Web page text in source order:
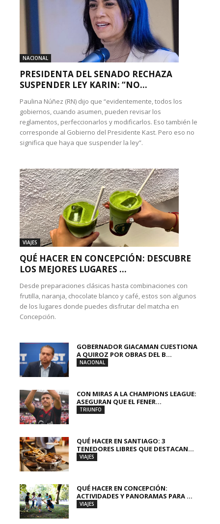
NACIONAL
PRESIDENTA DEL SENADO RECHAZA
SUSPENDER LEY KARIN: “NO...
Paulina Núñez (RN) dijo que “evidentemente, todos los
gobiernos, cuando asumen, pueden revisar los
reglamentos, perfeccionarlos y modificarlos. Eso también le
corresponde al Gobierno del Presidente Kast. Pero eso no
significa que haya que suspender la ley”.
VIAJES
QUÉ HACER EN CONCEPCIÓN: DESCUBRE
LOS MEJORES LUGARES ...
Desde preparaciones clásicas hasta combinaciones con
frutilla, naranja, chocolate blanco y café, estos son algunos
de los lugares donde puedes disfrutar del matcha en
Concepción.
GOBERNADOR GIACAMAN CUESTIONA
A QUIROZ POR OBRAS DEL B...
NACIONAL
CON MIRAS A LA CHAMPIONS LEAGUE:
ASEGURAN QUE EL FENER...
TRIUNFO
QUÉ HACER EN SANTIAGO: 3
TENEDORES LIBRES QUE DESTACAN...
VIAJES
QUÉ HACER EN CONCEPCIÓN:
ACTIVIDADES Y PANORAMAS PARA ...
VIAJES